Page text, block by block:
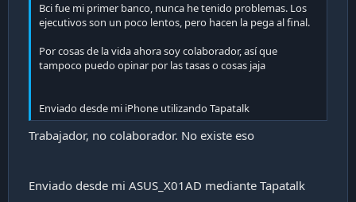
Bci fue mi primer banco, nunca he tenido problemas. Los
ejecutivos son un poco lentos, pero hacen la pega al final.
Por cosas de la vida ahora soy colaborador, así que
tampoco puedo opinar por las tasas o cosas jaja
Enviado desde mi iPhone utilizando Tapatalk
Trabajador, no colaborador. No existe eso
Enviado desde mi ASUS_X01AD mediante Tapatalk